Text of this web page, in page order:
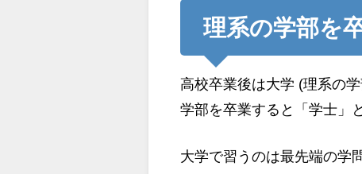
理系の学部を
高校卒業後は大学 (理系の
学部を卒業すると「学士」
大学で習うのは最先端の学